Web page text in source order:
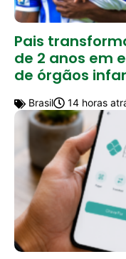
Pais
de 2 anos em
de órgãos
Brasil 14 horas